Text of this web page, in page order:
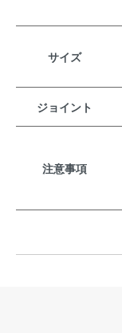
サイズ
ジョイント
注意事項